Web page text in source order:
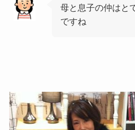
母と息子の仲はと
ですね